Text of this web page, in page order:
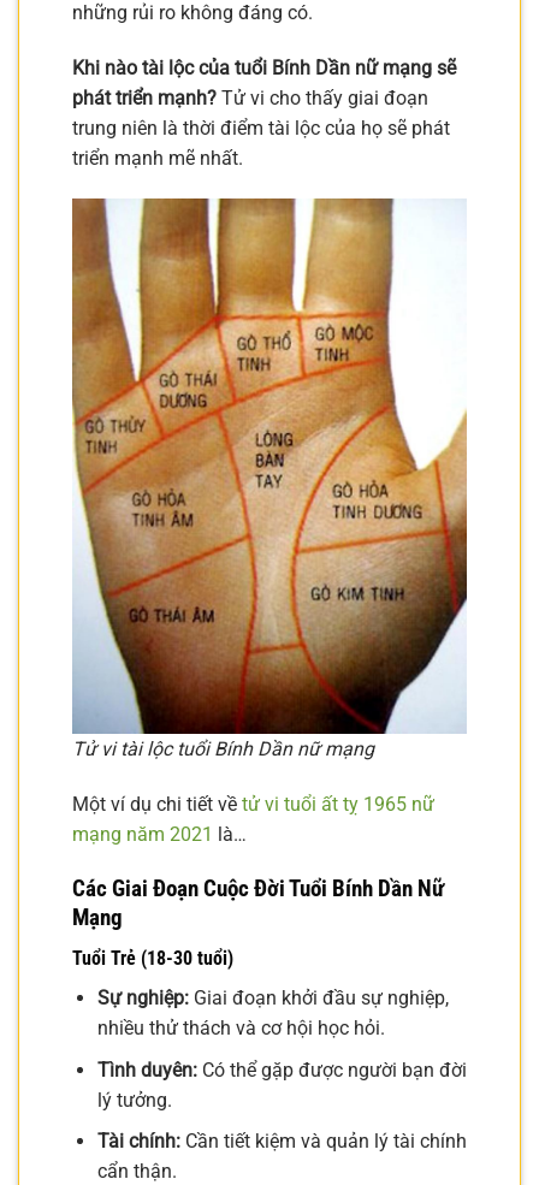
những rủi ro không đáng có.
Khi nào tài lộc của tuổi Bính Dần nữ mạng sẽ
phát triển mạnh? Tử vi cho thấy giai đoạn
trung niên là thời điểm tài lộc của họ sẽ phát
triển mạnh mẽ nhất.
Tử vi tài lộc tuổi Bính Dần nữ mạng
Một ví dụ chi tiết về tử vi tuổi ất tỵ 1965 nữ
mạng năm 2021 là…
Các Giai Đoạn Cuộc Đời Tuổi Bính Dần Nữ
Mạng
Tuổi Trẻ (18-30 tuổi)
Sự nghiệp:Giai đoạn khởi đầu sự nghiệp,
nhiều thử thách và cơ hội học hỏi.
Tình duyên:Có thể gặp được người bạn đời
lý tưởng.
Tài chính:Cần tiết kiệm và quản lý tài chính
cẩn thận.